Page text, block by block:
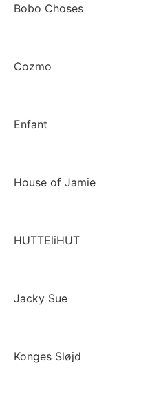
Bobo Choses
Cozmo
Enfant
House of Jamie
HUTTEliHUT
Jacky Sue
Konges Sløjd